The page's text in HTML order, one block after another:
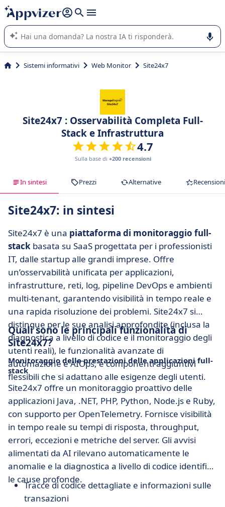
righe con
shift + enter
L'IA di Appvizer vi guida nell'utilizzo o nella scelta di un
software SaaS per la vostra azienda.
Sistemi informativi Web Monitor Site24x7
Site24x7 : Osservabilità Completa Full-
Stack e Infrastruttura
4.7
Sulla base di +200 recensioni
In sintesi Prezzi Alternative Recensioni
Site24x7: in sintesi
Site24x7 è una piattaforma di monitoraggio full-
stack basata su SaaS progettata per i professionisti
IT, dalle startup alle grandi imprese. Offre
un’osservabilità unificata per applicazioni,
infrastrutture, reti, log, pipeline DevOps e ambienti
multi-tenant, garantendo visibilità in tempo reale e
una rapida risoluzione dei problemi. Site24x7 si
distingue per le sue analisi approfondite (inclusa la
diagnostica a livello di codice e il monitoraggio degli
utenti reali), le funzionalità avanzate di
automazione e AIOps, e componenti aggiuntivi
flessibili che si adattano alle esigenze degli utenti.
Quali sono le principali funzionalità di
Site24x7?
Monitoraggio delle prestazioni delle applicazioni full-
stack
Site24x7 offre un monitoraggio proattivo delle
applicazioni Java, .NET, PHP, Python, Node.js e Ruby,
con supporto per OpenTelemetry. Fornisce visibilità
in tempo reale su tempi di risposta, throughput,
errori, eccezioni e metriche del server. Gli avvisi
alimentati da AI rilevano automaticamente le
anomalie e la diagnostica a livello di codice identifica
le cause profonde.
Tracce di codice dettagliate e informazioni sulle
transazioni